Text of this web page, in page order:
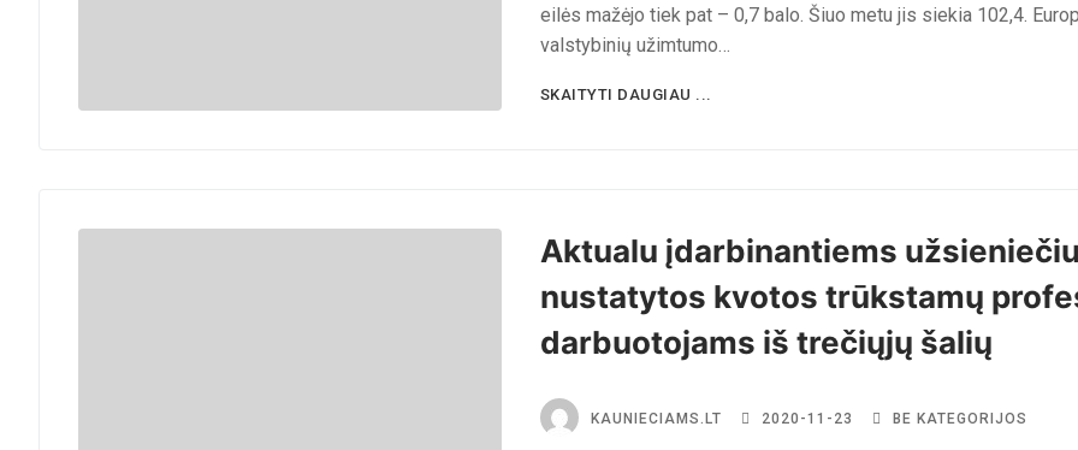
eilės mažėjo tiek pat – 0,7 balo. Šiuo metu jis siekia 102,4.
valstybinių užimtumo…
SKAITYTI DAUGIAU ...
Aktualu įdarbinantiems
nustatytos kvotos trūkstamų
darbuotojams iš trečiųjų šalių
KAUNIECIAMS.LT 2020-11-23 BE KATEGORIJOS